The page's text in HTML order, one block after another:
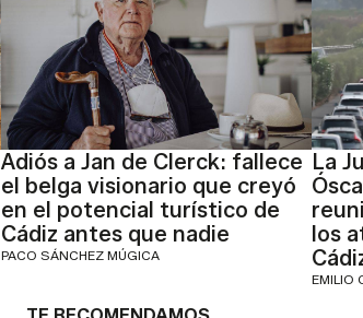
Adiós a Jan de Clerck: fallece
el belga visionario que creyó
en el potencial turístico de
Cádiz antes que nadie
PACO SÁNCHEZ MÚGICA
La
los
EMILIO